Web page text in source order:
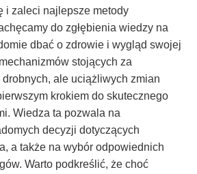
i zaleci najlepsze metody
do zgłębienia wiedzy na
dbać o zdrowie i wygląd swojej
stojących za
ale uciążliwych zmian
krokiem do skutecznego
Wiedza ta pozwala na
decyzji dotyczących
a także na wybór odpowiednich
Warto podkreślić, że choć